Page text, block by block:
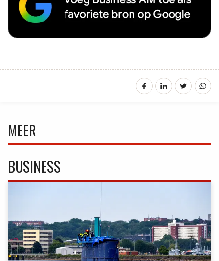
MEER
BUSINESS